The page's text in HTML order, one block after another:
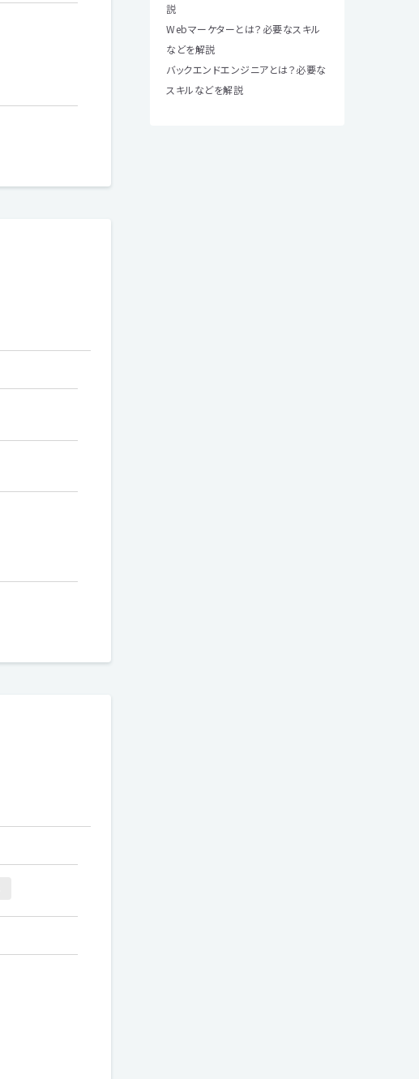
説
Webマーケターとは？必要なスキル
などを解説
バックエンドエンジニアとは？必要な
スキルなどを解説